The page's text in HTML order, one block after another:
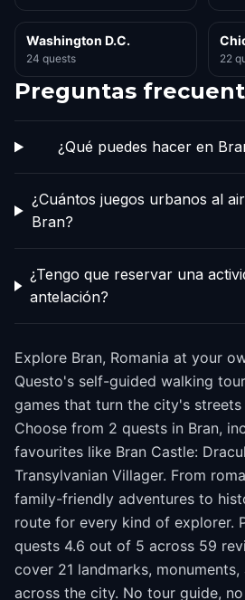
Washington D.C.
24 quests 22
Preguntas
¿Qué puedes hacer en
¿Cuántos juegos urbanos al
Bran?
¿Tengo que reservar una
antelación?
Explore Bran, Romania at your
Questo's self-guided walking
games that turn the city's
Choose from 2 quests in Bran,
favourites like Bran Castle:
Transylvanian Villager. From
family-friendly adventures to
route for every kind of explorer.
quests 4.6 out of 5 across 59
cover 21 landmarks,
across the city. No tour guide,